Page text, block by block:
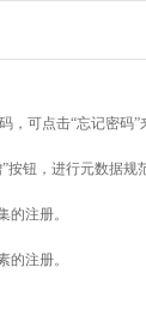
可点击“忘记密码”
钮，进行元数据规
的注册。
的注册。